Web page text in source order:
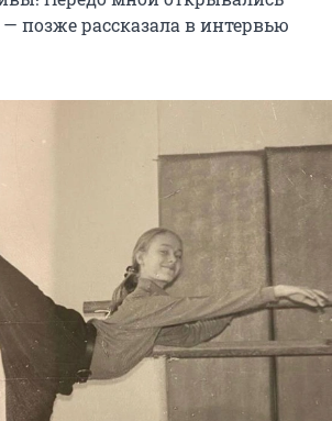
позже рассказала в интервью